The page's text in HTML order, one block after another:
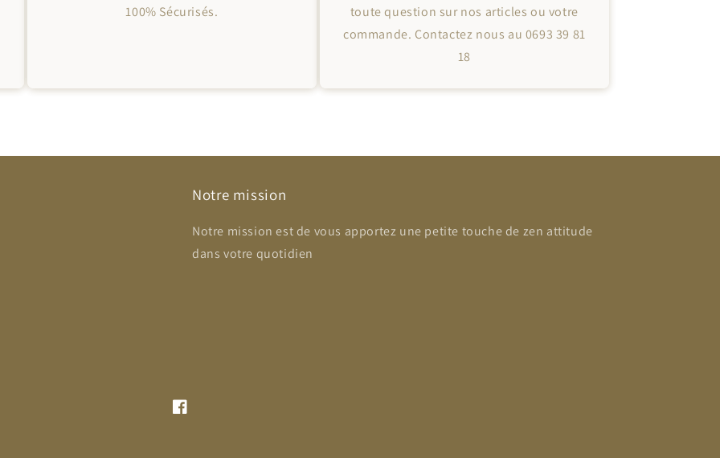
100% Sécurisés.
toute question sur nos articles ou votre
commande. Contactez nous au 0693 39 81
18
Notre mission
Notre mission est de vous apportez une petite touche de zen attitude
dans votre quotidien
Facebook